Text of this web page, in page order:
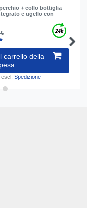
+ collo bottiglia
e ugello con
€
carrello della
escl. Spedizione